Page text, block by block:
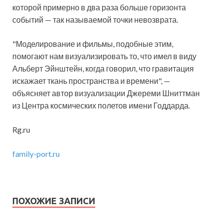
которой примерно в два раза больше горизонта
событий — так называемой точки невозврата.
"Моделирование и фильмы, подобные этим,
помогают нам визуализировать то, что имел в виду
Альберт Эйнштейн, когда говорил, что гравитация
искажает ткань пространства и времени", —
объясняет автор визуализации Джереми Шниттман
из Центра космических полетов имени Годдарда.
Rg.ru
family-port.ru
ПОХОЖИЕ ЗАПИСИ